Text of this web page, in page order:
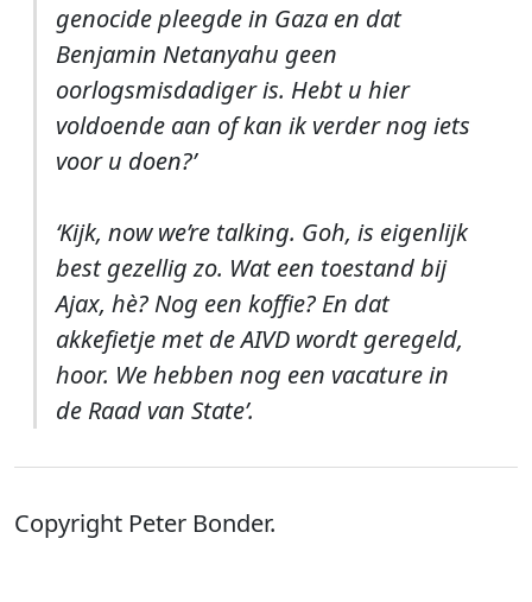
genocide pleegde in Gaza en dat
Benjamin Netanyahu geen
oorlogsmisdadiger is. Hebt u hier
voldoende aan of kan ik verder nog iets
voor u doen?’
‘Kijk, now we’re talking. Goh, is eigenlijk
best gezellig zo. Wat een toestand bij
Ajax, hè? Nog een koffie? En dat
akkefietje met de AIVD wordt geregeld,
hoor. We hebben nog een vacature in
de Raad van State’.
Copyright Peter Bonder.